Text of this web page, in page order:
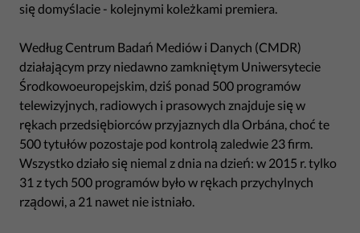
się domyślacie - kolejnymi koleżkami premiera.
Według Centrum Badań Mediów i Danych (CMDR)
działającym przy niedawno zamkniętym Uniwersytecie
Środkowoeuropejskim, dziś ponad 500 programów
telewizyjnych, radiowych i prasowych znajduje się w
rękach przedsiębiorców przyjaznych dla Orbána, choć te
500 tytułów pozostaje pod kontrolą zaledwie 23 firm.
Wszystko działo się niemal z dnia na dzień: w 2015 r. tylko
31 z tych 500 programów było w rękach przychylnych
rządowi, a 21 nawet nie istniało.